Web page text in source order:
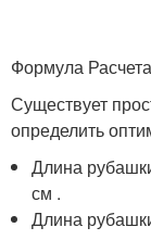
Формула
Существует
определить
Длина
см .
Длина